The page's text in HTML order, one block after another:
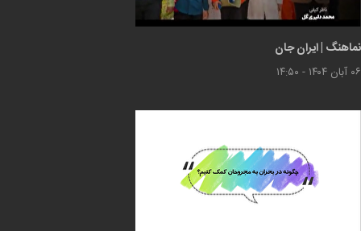
نماهنگ | ایران جان
۰۶ آبان ۱۴۰۴ - ۱۴:۵۰